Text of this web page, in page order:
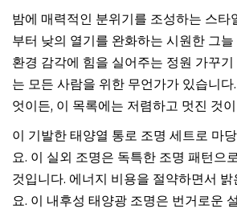
밤에 매력적인 분위기를 조성하는 스타
부터 낮의 열기를 완화하는 시원한 그늘
환경 감각에 힘을 실어주는 정원 가꾸
는 모든 사람을 위한 무언가가 있습니
엇이든, 이 목록에는 저렴하고 멋진 것
이 기발한 태양열 통로 조명 세트로 마
요. 이 실외 조명은 독특한 조명 패턴으
것입니다. 에너지 비용을 절약하면서
요. 이 내후성 태양광 조명은 번거로운